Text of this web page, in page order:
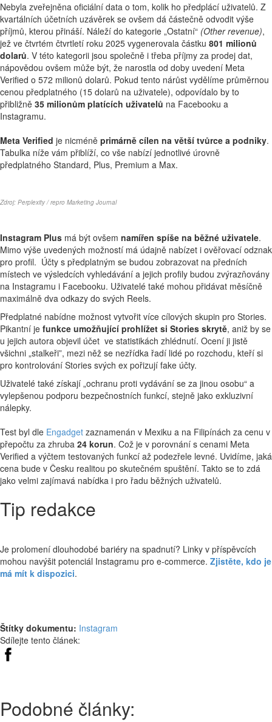
Nebyla zveřejněna oficiální data o tom, kolik ho předplácí uživatelů. Z
kvartálních účetních uzávěrek se ovšem dá částečně odvodit výše
příjmů, kterou přináší. Náleží do kategorie „Ostatní“ (Other revenue),
jež ve čtvrtém čtvrtletí roku 2025 vygenerovala částku 801 milionů
dolarů. V této kategorii jsou společně i třeba příjmy za prodej dat,
nápovědou ovšem může být, že narostla od doby uvedení Meta
Verified o 572 milionů dolarů. Pokud tento nárůst vydělíme průměrnou
cenou předplatného (15 dolarů na uživatele), odpovídalo by to
přibližně 35 milionům platících uživatelů na Facebooku a
Instagramu.
Meta Verified je nicméně primárně cílen na větší tvůrce a podniky.
Tabulka níže vám přiblíží, co vše nabízí jednotlivé úrovně
předplatného Standard, Plus, Premium a Max.
Zdroj: Perplexity / repro Marketing Journal
Instagram Plus má být ovšem namířen spíše na běžné uživatele.
Mimo výše uvedených možností má údajně nabízet i ověřovací odznak
pro profil. Účty s předplatným se budou zobrazovat na předních
místech ve výsledcích vyhledávání a jejich profily budou zvýrazňovány
na Instagramu i Facebooku. Uživatelé také mohou přidávat měsíčně
maximálně dva odkazy do svých Reels.
Předplatné nabídne možnost vytvořit více cílových skupin pro Stories.
Pikantní je funkce umožňující prohlížet si Stories skrytě, aniž by se
u jejich autora objevil účet ve statistikách zhlédnutí. Ocení ji jistě
všichni „stalkeři”, mezi něž se nezřídka řadí lidé po rozchodu, kteří si
pro kontrolování Stories svých ex pořizují fake účty.
Uživatelé také získají „ochranu proti vydávání se za jinou osobu“ a
vylepšenou podporu bezpečnostních funkcí, stejně jako exkluzivní
nálepky.
Test byl dle Engadget zaznamenán v Mexiku a na Filipínách za cenu v
přepočtu za zhruba 24 korun. Což je v porovnání s cenami Meta
Verified a výčtem testovaných funkcí až podezřele levné. Uvidíme, jaká
cena bude v Česku realitou po skutečném spuštění. Takto se to zdá
jako velmi zajímavá nabídka i pro řadu běžných uživatelů.
Tip redakce
Je prolomení dlouhodobé bariéry na spadnutí? Linky v příspěvcích
mohou navýšit potenciál Instagramu pro e-commerce. Zjistěte, kdo je
má mít k dispozici.
Štítky dokumentu: Instagram
Sdílejte tento článek:
Podobné články: